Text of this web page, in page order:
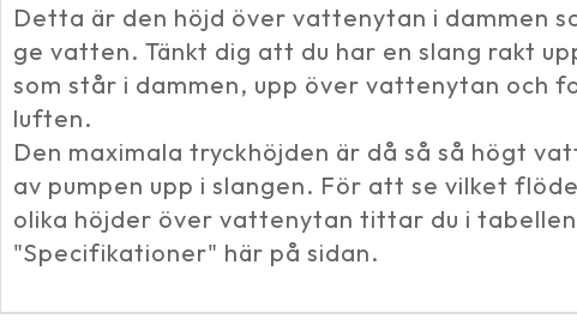
Detta är den höjd över vattenytan i dammen
ge vatten. Tänkt dig att du har en slang rakt
som står i dammen, upp över vattenytan och
luften.
Den maximala tryckhöjden är då så så högt
av pumpen upp i slangen. För att se vilket
olika höjder över vattenytan tittar du i
"Specifikationer" här på sidan.